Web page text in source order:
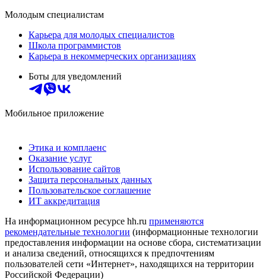
Молодым специалистам
Карьера для молодых специалистов
Школа программистов
Карьера в некоммерческих организациях
Боты для уведомлений
Мобильное приложение
Этика и комплаенс
Оказание услуг
Использование сайтов
Защита персональных данных
Пользовательское соглашение
ИТ аккредитация
На информационном ресурсе hh.ru применяются
рекомендательные технологии (информационные технологии
предоставления информации на основе сбора, систематизации
и анализа сведений, относящихся к предпочтениям
пользователей сети «Интернет», находящихся на территории
Российской Федерации)